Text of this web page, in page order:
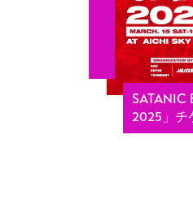
SATANIC
2025」チ